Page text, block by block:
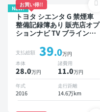
NEW!
お買い得!!
トヨタ シエンタ G 禁煙車
整備記録簿あり 販売店オプ
ションナビ TV ブラインド
ト スマートキー バックモ
ニター ドライブレコーダー
衝突軽減 両側電動スライド
ドア 7人乗り
支払総額 39.0万円
本体
28.0万円
諸費用
11.0万円
年式
2016
走行距離
14.6万km